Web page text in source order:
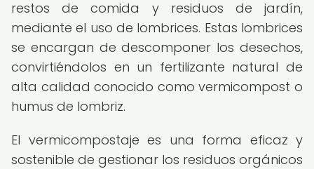
restos de comida y residuos de jardín,
mediante el uso de lombrices. Estas lombrices
se encargan de descomponer los desechos,
convirtiéndolos en un fertilizante natural de
alta calidad conocido como vermicompost o
humus de lombriz.
El vermicompostaje es una forma eficaz y
sostenible de gestionar los residuos orgánicos